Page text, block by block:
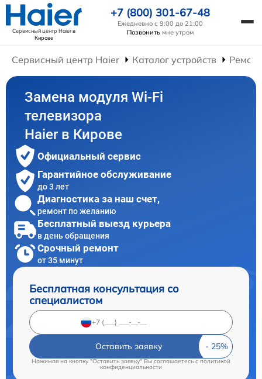
Сервисный центр Haierв
Кирове
+7 (800) 301-67-48
Ежедневно с 9:00 до 21:00
Позвонить мне утром
Сервисный центр Haier Каталог устройств
Замена модуля Wi-Fi
телевизора
Haier в Кирове
Официальный сервис
Гарантийное обслуживание
до 3 лет
Диагностика за наш счет,
ремонт по желанию
Бесплатный выезд курьера
в день обращения
Срочный ремонт
от 35 минут
Бесплатная консультация со
специалистом
Оставить заявку
Нажимая на кнопку "Оставить заявку" Вы соглашаетесь cполитикой
конфиденциальности